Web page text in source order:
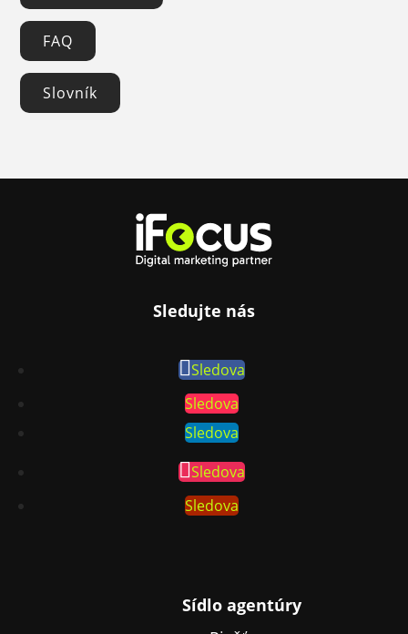
FAQ
Slovník
Sledujte nás
Sledova
Sledova
Sledova
Sledova
Sledova
Sídlo agentúry